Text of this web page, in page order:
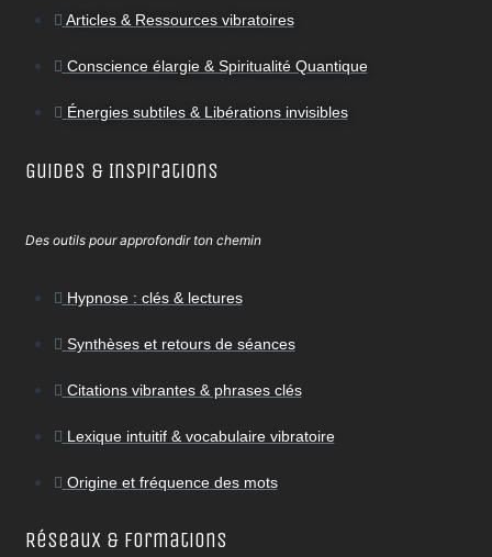
Articles & Ressources vibratoires
Conscience élargie & Spiritualité Quantique
Énergies subtiles & Libérations invisibles
Guides & Inspirations
Des outils pour approfondir ton chemin
Hypnose : clés & lectures
Synthèses et retours de séances
Citations vibrantes & phrases clés
Lexique intuitif & vocabulaire vibratoire
Origine et fréquence des mots
Réseaux & Formations